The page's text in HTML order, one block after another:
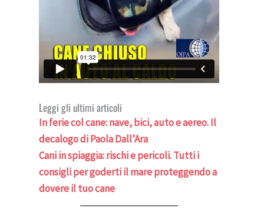
Leggi gli ultimi articoli
In ferie col cane: nave, bici, auto e aereo. Il
decalogo di Paola Dall’Ara
Cani in spiaggia: rischi e pericoli. Tutti i
consigli per goderti il mare proteggendo a
dovere il tuo cane